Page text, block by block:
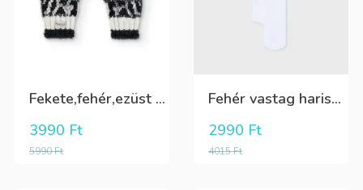
Fekete,fehér,ezüst kötött kesztyű
5990Ft
3990 Ft
Fehér vastag harisnya, puha meleg
4015Ft
2990 Ft